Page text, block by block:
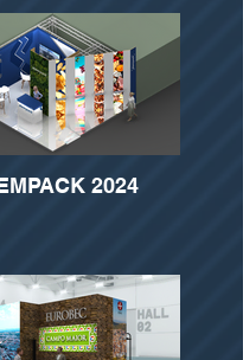
2024